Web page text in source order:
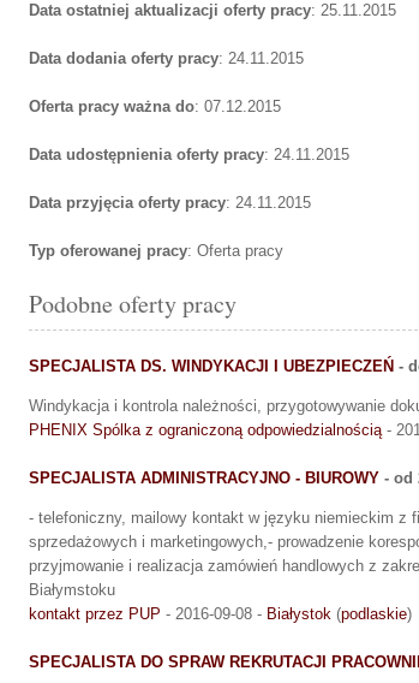
Data ostatniej aktualizacji oferty pracy: 25.11.2015
Data dodania oferty pracy: 24.11.2015
Oferta pracy ważna do: 07.12.2015
Data udostępnienia oferty pracy: 24.11.2015
Data przyjęcia oferty pracy: 24.11.2015
Typ oferowanej pracy: Oferta pracy
Podobne oferty pracy
SPECJALISTA DS. WINDYKACJI I UBEZPIECZEŃ -
Windykacja i kontrola należności, przygotowywanie
PHENIX Spólka z ograniczoną odpowiedzialnością-
SPECJALISTA ADMINISTRACYJNO - BIUROWY - od
- telefoniczny, mailowy kontakt w języku niemieckim z
sprzedażowych i marketingowych,- prowadzenie
przyjmowanie i realizacja zamówień handlowych z
Białymstoku
kontakt przez PUP - 2016-09-08 - Białystok (podlaskie)
SPECJALISTA DO SPRAW REKRUTACJI